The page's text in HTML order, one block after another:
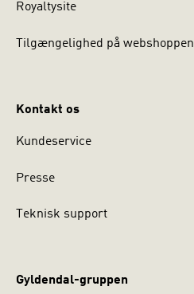
Royaltysite
Tilgængelighed på webshoppen
Kontakt os
Kundeservice
Presse
Teknisk support
Gyldendal-gruppen